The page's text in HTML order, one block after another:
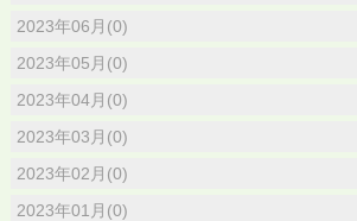
2023年06月(0)
2023年05月(0)
2023年04月(0)
2023年03月(0)
2023年02月(0)
2023年01月(0)